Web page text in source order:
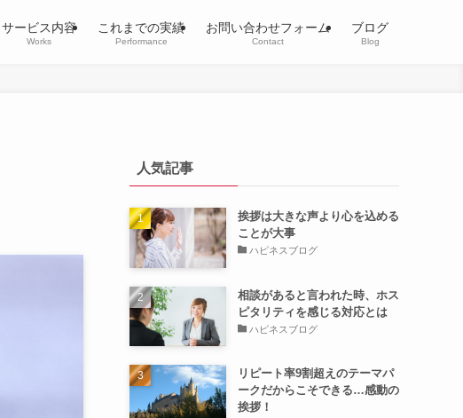
サービス内容
Works
これまでの実績
Performance
お問い合わせフォーム
Contact
ブログ
Blog
人気記事
挨拶は大きな声より心を込める
ことが大事
ハピネスブログ
相談があると言われた時、ホス
ピタリティを感じる対応とは
ハピネスブログ
リピート率9割超えのテーマパ
ークだからこそできる…感動の
挨拶！